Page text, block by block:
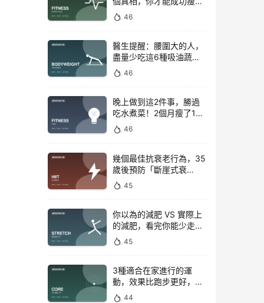
來！46
醫生提醒：腰圍大的人，
盡量少吃這6種吸油蔬
菜！46
晚上做到這2件事，勝過
吃水煮菜！2個月瘦了15
斤，腰圍下降6cm
46
幾個最佳抗衰老行為，35
歲後預防「斷崖式衰
老」！
45
你以為的減肥 VS 實際上
的減肥，看完你能少走彎
路 45
3種適合在家進行的運
動，效果比跑步更好，是
公認的脂肪殺手！
44